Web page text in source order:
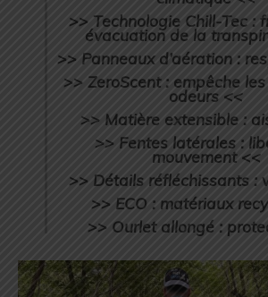
>> Technologie Chill-Tec :
évacuation de la
>> Panneaux d’aération :
>> ZeroScent : empêche
odeurs <<
>> Matière extensible :
>> Fentes latérales :
mouvement <<
>> Détails réfléchissants :
>> ECO : matériaux
>> Ourlet allongé :